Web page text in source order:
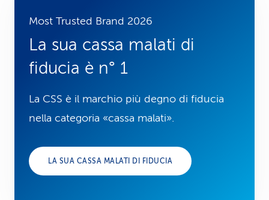
Most Trusted Brand 2026
La sua cassa malati di
fiducia è n° 1
La CSS è il marchio più degno di fiducia
nella categoria «cassa malati».
LA SUA CASSA MALATI DI FIDUCIA